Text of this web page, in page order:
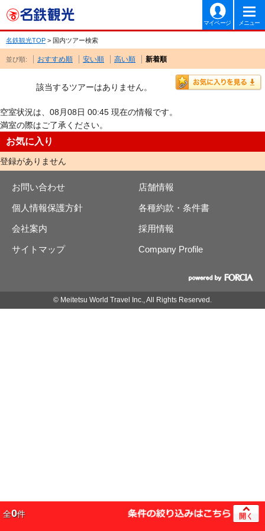
マイページ メニュー
名鉄観光TOP > 国内ツアー検索
並び順: おすすめ順 安い順 高い順 新着順
該当するツアーはありません。
空室状況は、08月08日 00:45 現在の情報です。
満室の際はご了承ください。
お気に入り
登録がありません
お問い合わせ 店舗情報
個人情報保護方針 各種約款・条件書
会社案内 採用情報
サイトマップ Company Profile
© Meitetsu World Travel Inc., All Rights Reserved.
全0件 開く